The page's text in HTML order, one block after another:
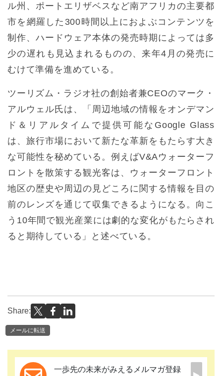
ル州、ポートエリザベスなど南アフリカの主要都
市を網羅した300時間以上におよぶコンテンツを
制作、ハードウェア本体の発売時期によっては多
少の遅れも見込まれるものの、来年4月の発売に
むけて準備を進めている。
ツーリズム・ラジオ社の創始者兼CEOのマーク・
アルウェル氏は、「周辺地域の情報をオンデマン
ド＆リアルタイムで提供可能なGoogle Glass
は、旅行市場において新たな革新をもたらす大き
な可能性を秘めている。例えばV&Aウォーターフ
ロントを散策する観光客は、ウォーターフロント
地区の歴史や周辺の見どころに関する情報を目の
前のレンズを通じて収集できるようになる。向こ
う10年間で観光産業には劇的な変化がもたらされ
ると期待している」と述べている。
Share:
メールに転送
一歩先の未来がみえるメルマガ登録